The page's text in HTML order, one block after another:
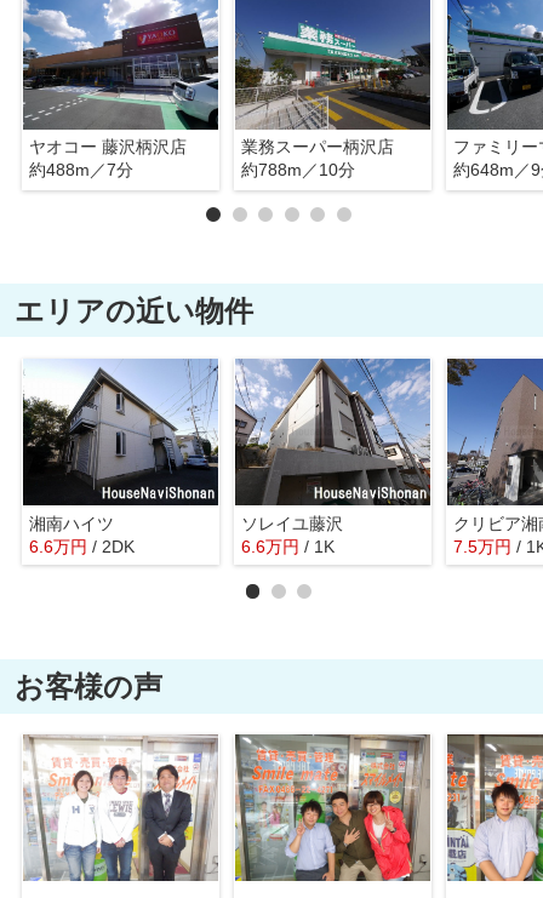
ヤオコー 藤沢柄沢店
約488m／7分
業務スーパー柄沢店
約788m／10分
約648m／
エリアの近い物件
湘南ハイツ
6.6万円 / 2DK
ソレイユ藤沢
6.6万円 / 1K
クリビア湘
7.5万円 /
お客様の声